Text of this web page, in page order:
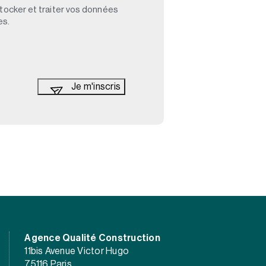
et traiter vos données
Agence Qualité Construction
11bis Avenue Victor Hugo
75116 Paris